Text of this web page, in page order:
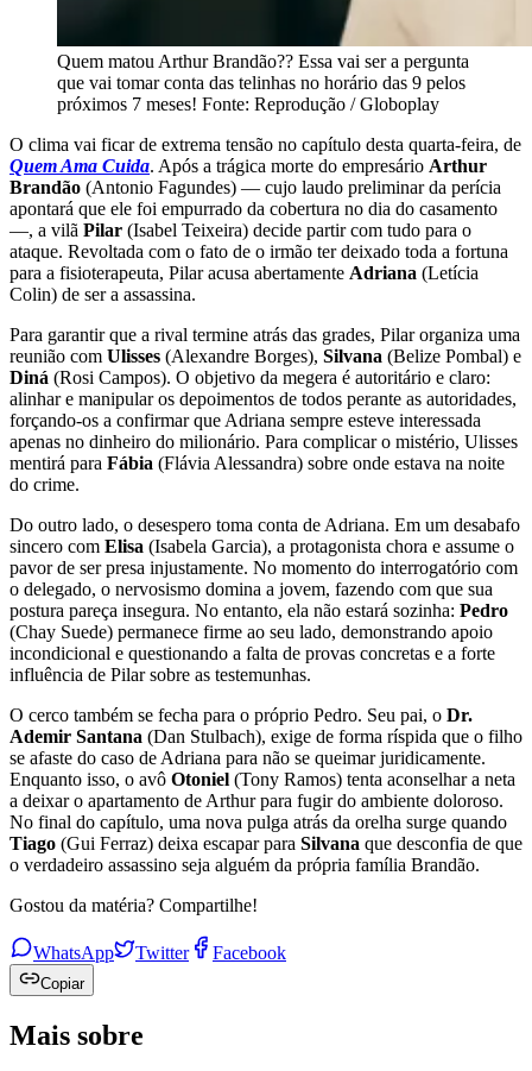
Quem matou Arthur Brandão?? Essa vai ser a pergunta
que vai tomar conta das telinhas no horário das 9 pelos
próximos 7 meses! Fonte: Reprodução / Globoplay
O clima vai ficar de extrema tensão no capítulo desta quarta-feira, de
Quem Ama Cuida. Após a trágica morte do empresário Arthur
Brandão (Antonio Fagundes) — cujo laudo preliminar da perícia
apontará que ele foi empurrado da cobertura no dia do casamento
—, a vilã Pilar (Isabel Teixeira) decide partir com tudo para o
ataque. Revoltada com o fato de o irmão ter deixado toda a fortuna
para a fisioterapeuta, Pilar acusa abertamente Adriana (Letícia
Colin) de ser a assassina.
Para garantir que a rival termine atrás das grades, Pilar organiza uma
reunião com Ulisses (Alexandre Borges), Silvana (Belize Pombal) e
Diná (Rosi Campos). O objetivo da megera é autoritário e claro:
alinhar e manipular os depoimentos de todos perante as autoridades,
forçando-os a confirmar que Adriana sempre esteve interessada
apenas no dinheiro do milionário. Para complicar o mistério, Ulisses
mentirá para Fábia (Flávia Alessandra) sobre onde estava na noite
do crime.
Do outro lado, o desespero toma conta de Adriana. Em um desabafo
sincero com Elisa (Isabela Garcia), a protagonista chora e assume o
pavor de ser presa injustamente. No momento do interrogatório com
o delegado, o nervosismo domina a jovem, fazendo com que sua
postura pareça insegura. No entanto, ela não estará sozinha: Pedro
(Chay Suede) permanece firme ao seu lado, demonstrando apoio
incondicional e questionando a falta de provas concretas e a forte
influência de Pilar sobre as testemunhas.
O cerco também se fecha para o próprio Pedro. Seu pai, o Dr.
Ademir Santana (Dan Stulbach), exige de forma ríspida que o filho
se afaste do caso de Adriana para não se queimar juridicamente.
Enquanto isso, o avô Otoniel (Tony Ramos) tenta aconselhar a neta
a deixar o apartamento de Arthur para fugir do ambiente doloroso.
No final do capítulo, uma nova pulga atrás da orelha surge quando
Tiago (Gui Ferraz) deixa escapar para Silvana que desconfia de que
o verdadeiro assassino seja alguém da própria família Brandão.
Gostou da matéria? Compartilhe!
WhatsApp Twitter Facebook
Copiar
Mais sobre